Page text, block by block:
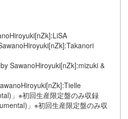
SawanoHiroyuki[nZk]:mizuki &
」※初回生産限定盤のみ収録
」※初回生産限定盤のみ収